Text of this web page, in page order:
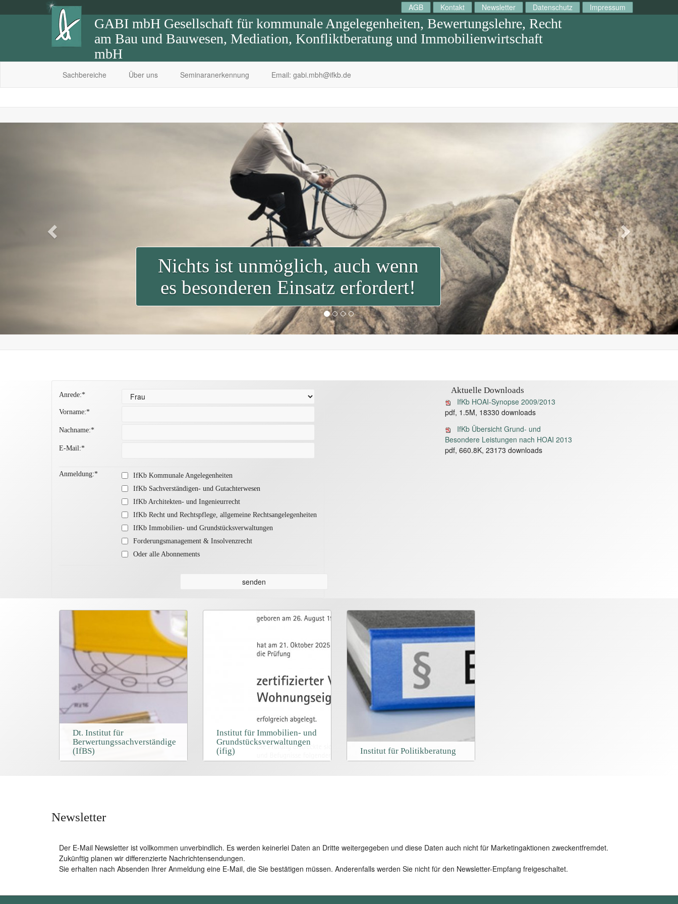
AGB Kontakt Newsletter Datenschutz Impressum
GABI mbH Gesellschaft für kommunale Angelegenheiten, Bewertungslehre, Recht
am Bau und Bauwesen, Mediation, Konfliktberatung und Immobilienwirtschaft
mbH
Sachbereiche Über uns Seminaranerkennung Email: gabi.mbh@ifkb.de
Nichts ist unmöglich, auch wenn
es besonderen Einsatz erfordert!
Next
Anrede:*
Vorname:*
Nachname:*
E-Mail:*
Anmeldung:*
IfKb Kommunale Angelegenheiten
IfKb Sachverständigen- und Gutachterwesen
IfKb Architekten- und Ingenieurrecht
IfKb Recht und Rechtspflege, allgemeine Rechtsangelegenheiten
IfKb Immobilien- und Grundstücksverwaltungen
Forderungsmanagement & Insolvenzrecht
Oder alle Abonnements
senden
Aktuelle Downloads
IfKb HOAI-Synopse 2009/2013
pdf, 1.5M, 18330 downloads
IfKb Übersicht Grund- und
Besondere Leistungen nach HOAI 2013
pdf, 660.8K, 23173 downloads
Dt. Institut für
Berwertungssachverständige
(IfBS)
Institut für Immobilien- und
Grundstücksverwaltungen
(ifig)
Institut für Politikberatung
Newsletter
Der E-Mail Newsletter ist vollkommen unverbindlich. Es werden keinerlei Daten an Dritte weitergegeben und diese Daten auch nicht für Marketingaktionen zweckentfremdet.
Zukünftig planen wir differenzierte Nachrichtensendungen.
Sie erhalten nach Absenden Ihrer Anmeldung eine E-Mail, die Sie bestätigen müssen. Anderenfalls werden Sie nicht für den Newsletter-Empfang freigeschaltet.